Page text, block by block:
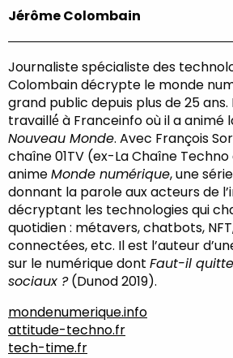
Jérôme Colombain
Journaliste spécialiste des
Colombain décrypte le monde
grand public depuis plus de 25
travaillé́ à Franceinfo où il a animé
Nouveau Monde. Avec François
chaîne 01TV (ex-La Chaîne
animeMonde numérique, une
donnant la parole aux acteurs de
décryptant les technologies qui
quotidien : métavers, chatbots,
connectées, etc. Il est l’auteur
sur le numérique dont Faut-il
sociaux ?(Dunod 2019).
mondenumerique.info
attitude-techno.fr
tech-time.fr